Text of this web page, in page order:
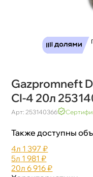
Gazpromneft
CI-4 20л
Арт: 253140366
Также доступны
4л 1 397 ₽
5л 1 981 ₽
20л 6 916 ₽